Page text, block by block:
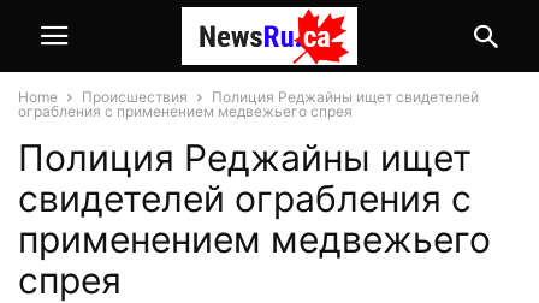
Home Происшествия
Полиция Реджайны ищет свидетелей
ограбления с применением медвежьего спрея
Полиция Реджайны ищет
свидетелей ограбления с
применением медвежьего
спрея